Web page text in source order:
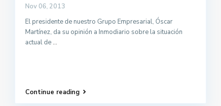
Nov 06, 2013
El presidente de nuestro Grupo Empresarial, Óscar
Martínez, da su opinión a Inmodiario sobre la situación
actual de...
Continue reading